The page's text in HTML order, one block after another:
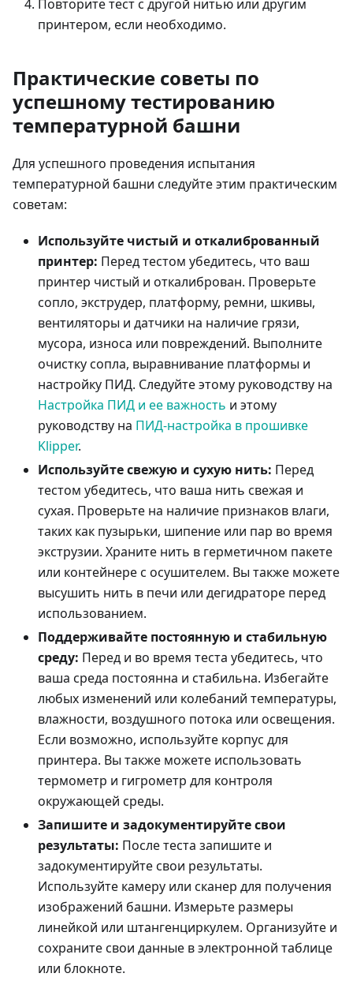
Повторите тест с другой нитью или другим
принтером, если необходимо.
Практические советы по
успешному тестированию
температурной башни
Для успешного проведения испытания
температурной башни следуйте этим практическим
советам:
Используйте чистый и откалиброванный
принтер: Перед тестом убедитесь, что ваш
принтер чистый и откалиброван. Проверьте
сопло, экструдер, платформу, ремни, шкивы,
вентиляторы и датчики на наличие грязи,
мусора, износа или повреждений. Выполните
очистку сопла, выравнивание платформы и
настройку ПИД. Следуйте этому руководству на
Настройка ПИД и ее важность и этому
руководству на ПИД-настройка в прошивке
Klipper.
Используйте свежую и сухую нить: Перед
тестом убедитесь, что ваша нить свежая и
сухая. Проверьте на наличие признаков влаги,
таких как пузырьки, шипение или пар во время
экструзии. Храните нить в герметичном пакете
или контейнере с осушителем. Вы также можете
высушить нить в печи или дегидраторе перед
использованием.
Поддерживайте постоянную и стабильную
среду: Перед и во время теста убедитесь, что
ваша среда постоянна и стабильна. Избегайте
любых изменений или колебаний температуры,
влажности, воздушного потока или освещения.
Если возможно, используйте корпус для
принтера. Вы также можете использовать
термометр и гигрометр для контроля
окружающей среды.
Запишите и задокументируйте свои
результаты: После теста запишите и
задокументируйте свои результаты.
Используйте камеру или сканер для получения
изображений башни. Измерьте размеры
линейкой или штангенциркулем. Организуйте и
сохраните свои данные в электронной таблице
или блокноте.